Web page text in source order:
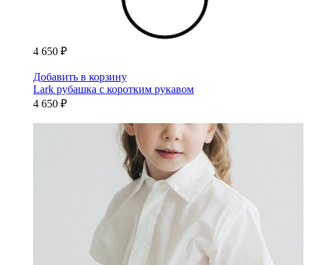
4 650 ₽
Добавить в корзину
Lark рубашка с коротким рукавом
4 650 ₽